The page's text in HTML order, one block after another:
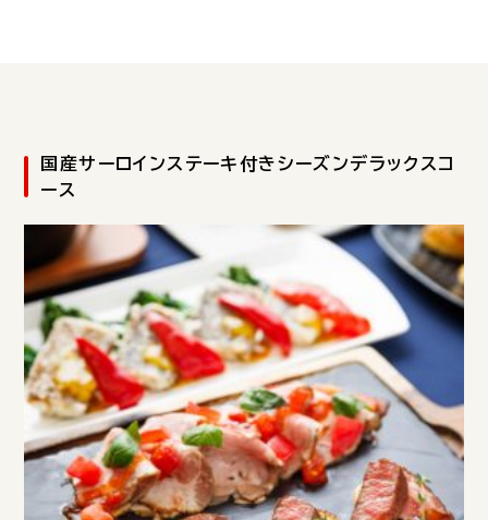
国産サーロインステーキ付きシーズンデラックスコ
ース